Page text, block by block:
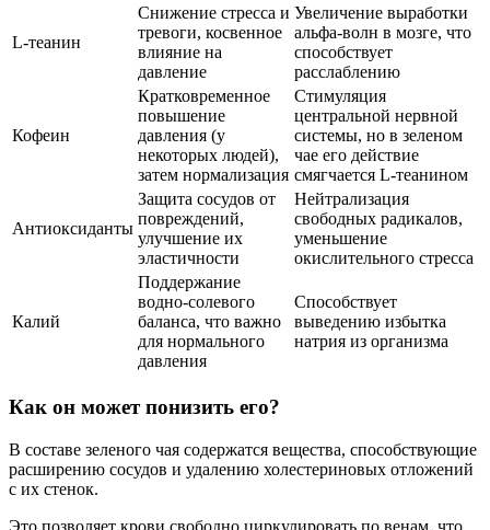
L-теанин
Снижение стресса и
тревоги, косвенное
влияние на
давление
Увеличение выработки
альфа-волн в мозге, что
способствует
расслаблению
Кофеин
Кратковременное
повышение
давления (у
некоторых людей),
затем нормализация
Стимуляция
центральной нервной
системы, но в зеленом
чае его действие
смягчается L-теанином
Антиоксиданты
Защита сосудов от
повреждений,
улучшение их
эластичности
Нейтрализация
свободных радикалов,
уменьшение
окислительного стресса
Калий
Поддержание
водно-солевого
баланса, что важно
для нормального
давления
Способствует
выведению избытка
натрия из организма
Как он может понизить его?
В составе зеленого чая содержатся вещества, способствующие
расширению сосудов и удалению холестериновых отложений
с их стенок.
Это позволяет крови свободно циркулировать по венам, что